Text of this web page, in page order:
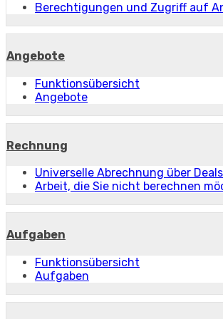
Berechtigungen und Zugriff auf
Angebote
Funktionsübersicht
Angebote
Rechnung
Universelle Abrechnung über Deals
Arbeit, die Sie nicht berechnen
Aufgaben
Funktionsübersicht
Aufgaben